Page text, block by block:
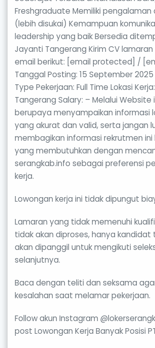
Freshgraduate Memiliki
(lebih disukai) Kemampuan
leadership yang baik Bersedia
Jayanti Tangerang Kirim CV lamaran
email berikut: [email protected] /
Tanggal Posting: 15 September
Type Pekerjaan: Full Time Lokasi
Tangerang Salary: – Melalui Website
berupaya menyampaikan informasi
yang akurat dan valid, serta jangan
membagikan informasi rekrutmen ini
yang membutuhkan dengan
serangkab.info sebagai preferensi
kerja.
Lowongan kerja ini tidak dipungut
Lamaran yang tidak memenuhi
tidak akan diproses, hanya kandidat
akan dipanggil untuk mengikuti
selanjutnya.
Baca dengan teliti dan seksama
kesalahan saat melamar pekerjaan.
Follow akun Instagram
post Lowongan Kerja Banyak Posisi